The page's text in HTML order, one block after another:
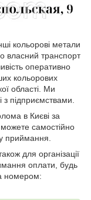
кольорові метали
власний транспорт
оперативно
кольорових
області. Ми
підприємствами.
в Києві за
самостійно
приймання.
для організації
оплати, будь
номером: